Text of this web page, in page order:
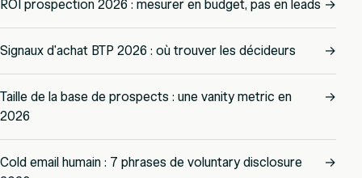
ROI prospection 2026 : mesurer en budget, pas en leads →
Signaux d'achat BTP 2026 : où trouver les décideurs →
Taille de la base de prospects : une vanity metric en
2026
→
Cold email humain : 7 phrases de voluntary disclosure
→